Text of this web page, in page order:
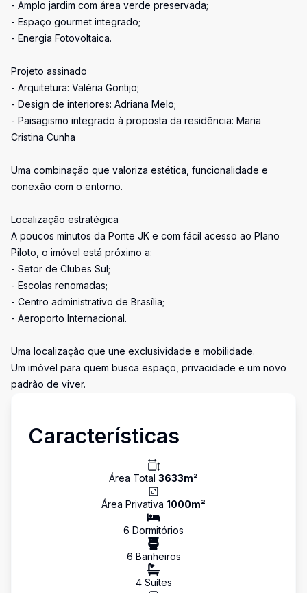
- Amplo jardim com área verde preservada;
- Espaço gourmet integrado;
- Energia Fotovoltaica.
Projeto assinado
- Arquitetura: Valéria Gontijo;
- Design de interiores: Adriana Melo;
- Paisagismo integrado à proposta da residência: Maria
Cristina Cunha
Uma combinação que valoriza estética, funcionalidade e
conexão com o entorno.
Localização estratégica
A poucos minutos da Ponte JK e com fácil acesso ao Plano
Piloto, o imóvel está próximo a:
- Setor de Clubes Sul;
- Escolas renomadas;
- Centro administrativo de Brasília;
- Aeroporto Internacional.
Uma localização que une exclusividade e mobilidade.
Um imóvel para quem busca espaço, privacidade e um novo
padrão de viver.
Características
Área Total 3633m²
Área Privativa 1000m²
6 Dormitórios
6 Banheiros
4Suítes